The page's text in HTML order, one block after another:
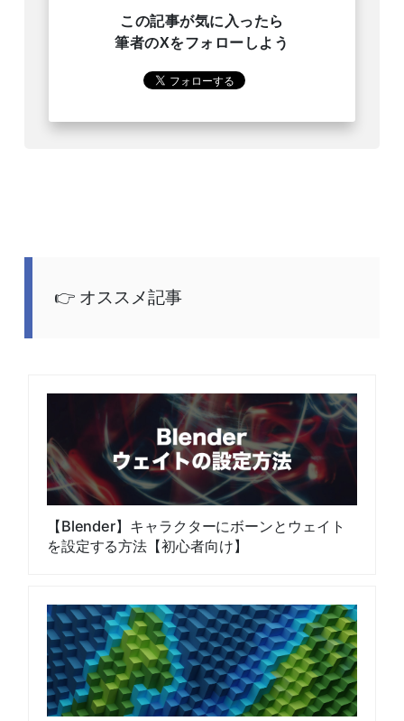
この記事が気に入ったら
筆者のXをフォローしよう
オススメ記事
【Blender】キャラクターにボーンとウェイト
を設定する方法【初心者向け】